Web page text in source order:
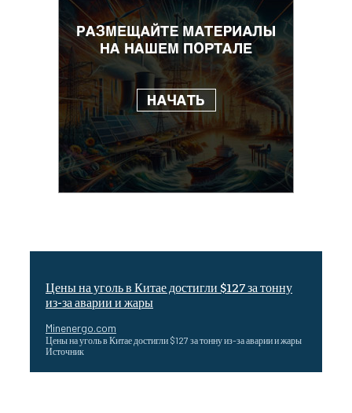
Цены на уголь в Китае достигли $127 за тонну
из-за аварии и жары
Minenergo.com
Цены на уголь в Китае достигли $127 за тонну из-за аварии и жары
Источник